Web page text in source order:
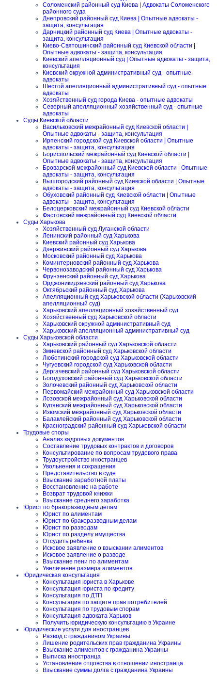
Соломенский районный суд Киева | Адвокаты Соломенского
районного суда
Днепровский районный суд Киева | Опытные адвокаты -
защита, консультация
Дарницкий районный суд Киева | Опытные адвокаты -
защита, консультация
Киево-Святошинский районный суд Киевской области |
Опытные адвокаты - защита, консультация
Киевский апелляционный суд | Опытные адвокаты - защита,
консультация
Киевский окружной административный суд - опытные
адвокаты
Шестой апелляционный административный суд - опытные
адвокаты
Хозяйственный суд города Киева - опытные адвокаты
Северный апелляционный хозяйственный суд - опытные
адвокаты
Суды Киевской области
Васильковский межрайонный суд Киевской области |
Опытные адвокаты - защита, консультация
Ирпенский городской суд Киевской области | Опытные
адвокаты - защита, консультация
Бориспольский межрайонный суд Киевской области |
Опытные адвокаты - защита, консультация
Броварской межрайонный суд Киевской области | Опытные
адвокаты - защита, консультация
Вышгородский районный суд Киевской области | Опытные
адвокаты - защита, консультация
Обуховский районный суд Киевской области | Опытные
адвокаты - защита, консультация
Белоцерковский межрайонный суд Киевской области
Фастовский межрайонный суд Киевской области
Суды Харькова
Хозяйственный суд Луганской области
Ленинский районный суд Харькова
Киевский районный суд Харькова
Дзержинский районный суд Харькова
Московский районный суд Харькова
Коминтерновский районный суд Харькова
Червонозаводский районный суд Харькова
Фрунзенский районный суд Харькова
Орджоникидзевский районный суд Харькова
Октябрьский районный суд Харькова
Апелляционный суд Харьковской области (Харьковский
апелляционный суд)
Харьковский апелляционный хозяйственный суд
Хозяйственный суд Харьковской области
Харьковский окружной административный суд
Харьковский апелляционный административный суд
Суды Харьковской области
Харьковский районный суд Харьковской области
Змиевской районный суд Харьковской области
Люботинский городской суд Харьковской области
Чугуевский городской суд Харьковской области
Дергачевский районный суд Харьковской области
Богодуховский районный суд Харьковской области
Золочевский районный суд Харьковской области
Первомайский межрайонный суд Харьковской области
Лозовской межрайонный суд Харьковской области
Купянский межрайонный суд Харьковской области
Изюмский межрайонный суд Харьковской области
Балаклейский районный суд Харьковской области
Красноградский районный суд Харьковской области
Трудовые споры
Анализ кадровых документов
Составление трудовых контрактов и договоров
Консультирование по вопросам трудового права
Трудоустройство иностранцев
Увольнения и сокращения
Представительство в суде
Взыскание заработной платы
Восстановление на работе
Возврат трудовой книжки
Взыскание среднего заработка
Юрист по бракоразводным делам
Юрист по алиментам
Юрист по бракоразводным делам
Юрист по разводам
Юрист по разделу имущества
Отсудить ребёнка
Исковое заявление о взыскании алиментов
Исковое заявление о разводе
Взыскание пени по алиментам
Увеличение размера алиментов
Юридическая консультация
Консультация юриста в Харькове
Консультация юриста по кредиту
Консультация по ДТП
Консультация по защите прав потребителей
Консультация по трудовым спорам
Консультация адвоката Харьков
Получить юридическую консультацию в Украине
Юридические услуги для иностранцев
Развод с гражданином Украины
Лишение родительских прав гражданина Украины
Взыскание алиментов с гражданина Украины
Выписка иностранца
Установление отцовства в отношении иностранца
Взыскание суммы долга с гражданина Украины